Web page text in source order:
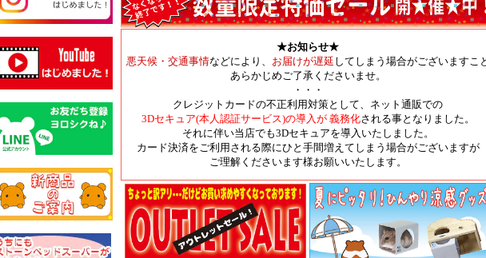
★お知らせ★
悪天候・交通事情などにより、 お届けが遅延 してしまう場合がございますこ
あらかじめご了承くださいませ。
・・・
クレジットカードの不正利用対策として、ネット通販での
3Dセキュア(本人認証サービス)の導入が 義務化される事となりました。
それに伴い当店でも3Dセキュアを導入いたしました。
カード決済をご利用される際にひと手間増えてしまう場合がございますが
ご理解くださいます様お願いいたします。